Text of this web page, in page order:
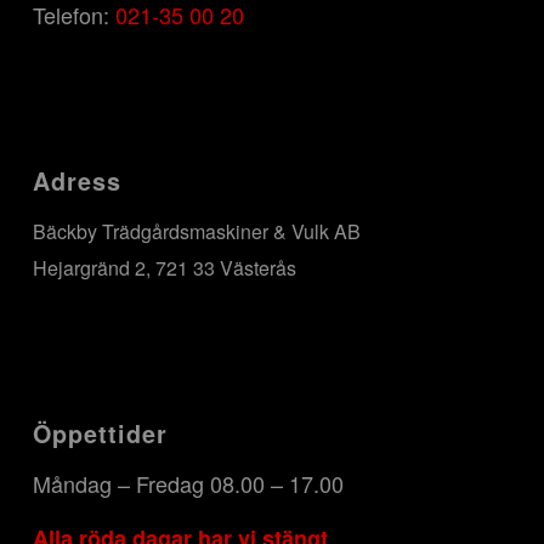
Telefon: 021-35 00 20
Adress
Bäckby Trädgårdsmaskiner & Vulk AB
Hejargränd 2, 721 33 Västerås
Öppettider
Måndag – Fredag 08.00 – 17.00